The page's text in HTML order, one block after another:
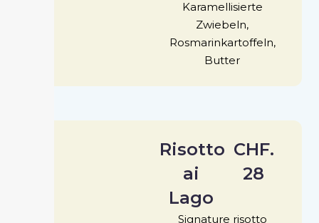
Karamellisierte
Zwiebeln,
Rosmarinkartoffeln,
Butter
Risotto
ai
Lago
CHF.
28
Signature risotto